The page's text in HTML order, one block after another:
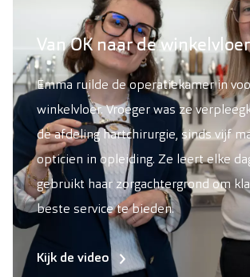
Van OK naar de winkelvloer
Emma ruilde de operatiekamer in
winkelvloer. Vroeger was ze
de afdeling hartchirurgie, sinds vijf
opticien in opleiding. Ze leert elke
gebruikt haar zorgachtergrond om
beste service te bieden.
Kijk de video